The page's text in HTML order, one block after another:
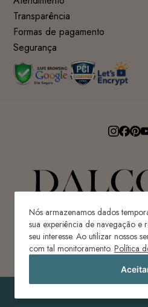
Nós armazenamos dados
sua experiência de navegação
seu interesse. Ao utilizar nossos
com tal monitoramento. Política
Transparência
Formas de pagamento
Segurança
Avenida Ricardo Paulino